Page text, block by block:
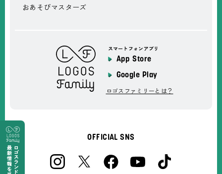
おあそびマスターズ
スマートフォンアプリ
App Store
Google Play
ロゴスファミリーとは？
OFFICIAL SNS